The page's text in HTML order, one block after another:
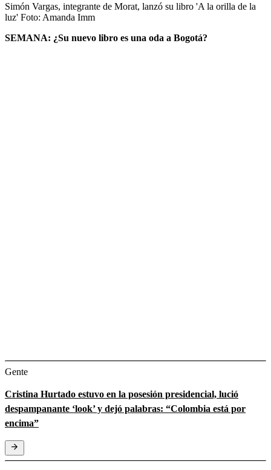
Simón Vargas, integrante de Morat, lanzó su libro 'A la orilla de la
luz' Foto: Amanda Imm
SEMANA: ¿Su nuevo libro es una oda a Bogotá?
Gente
Cristina Hurtado estuvo en la posesión presidencial, lució
despampanante ‘look’ y dejó palabras: “Colombia está por
encima”